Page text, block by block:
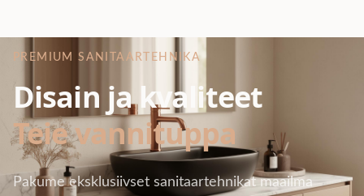
PREMIUM SANITAARTEHNIKA
Disain ja kvaliteet
Teie vannituppa
Pakume eksklusiivset sanitaartehnikat maailma